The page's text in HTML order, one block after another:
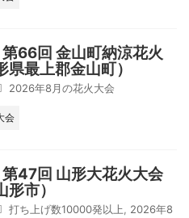
第66回 金山町納涼花火
県最上郡金山町）
2026年8月の花火大会
会
第47回 山形大花火大会
形市）
打ち上げ数10000発以上
2026年8